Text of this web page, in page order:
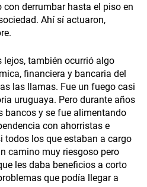
derrumbar hasta el piso en
Ahí sí actuaron,
lejos, también ocurrió algo
financiera y bancaria del
las llamas. Fue un fuego casi
uruguaya. Pero durante años
bancos y se fue alimentando
con ahorristas e
todos los que estaban a cargo
camino muy riesgoso pero
les daba beneficios a corto
que podía llegar a